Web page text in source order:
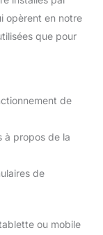
opèrent en notre
que pour
de
à propos de la
de
ou mobile